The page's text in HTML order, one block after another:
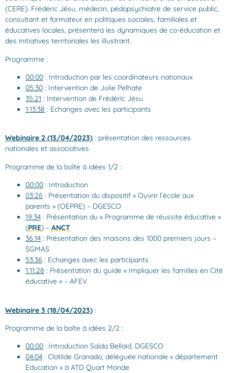
(CERE). Frédéric Jésu, médecin, pédopsychiatre de service public,
consultant et formateur en politiques sociales, familiales et
éducatives locales, présentera les dynamiques de co-éducation et
des initiatives territoriales les illustrant.
Programme :
00:00 : Introduction par les coordinateurs nationaux
05:30 : Intervention de Julie Pelhate
35:21 : Intervention de Frédéric Jésu
1:13:38 : Echanges avec les participants
Webinaire 2 (13/04/2023) : présentation des ressources
nationales et associatives
Programme de la boîte à idées 1/2 :
00:00 : Introduction
03:26 : Présentation du dispositif « Ouvrir l’école aux
parents » (OEPRE) – DGESCO
19:34 : Présentation du « Programme de réussite éducative »
(PRE) – ANCT
36:14 : Présentation des maisons des 1000 premiers jours –
SGMAS
53:36 : Echanges avec les participants
1:11:28 : Présentation du guide « Impliquer les familles en Cité
éducative » – AFEV
Webinaire 3 (18/04/2023) :
Programme de la boîte à idées 2/2 :
00:00 : Introduction Saïda Bellaid, DGESCO
04:04 : Clotilde Granado, déléguée nationale « département
Education » à ATD Quart Monde